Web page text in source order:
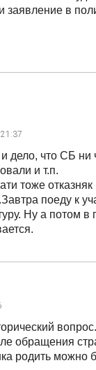
заявление в
21:37
дело, что СБ ни
и т.п.
тоже
поеду к
Ну а потом
обращения
родить можно